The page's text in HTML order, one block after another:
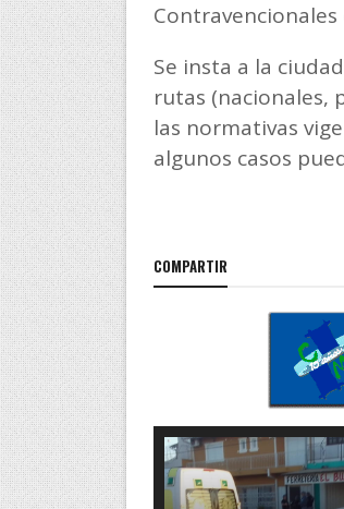
Se insta a la
rutas (nacionales,
las normativas
algunos casos
COMPARTIR